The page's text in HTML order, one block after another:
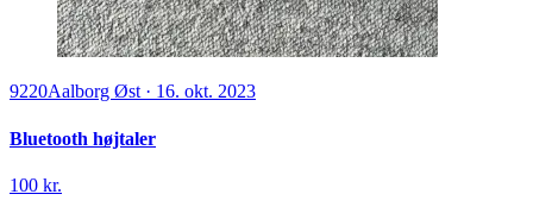
9220Aalborg Øst · 16. okt. 2023
Bluetooth højtaler
100 kr.